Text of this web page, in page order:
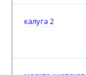
калуга 2